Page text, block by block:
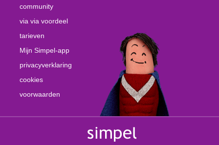
community
via via voordeel
tarieven
Mijn Simpel-app
privacyverklaring
cookies
voorwaarden